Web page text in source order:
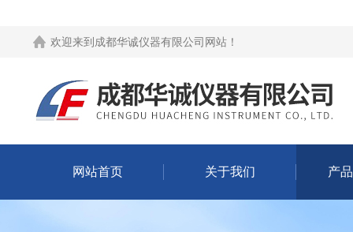
欢迎来到 成都华诚仪器有限公司网站 ！
网站首页 关于我们 产